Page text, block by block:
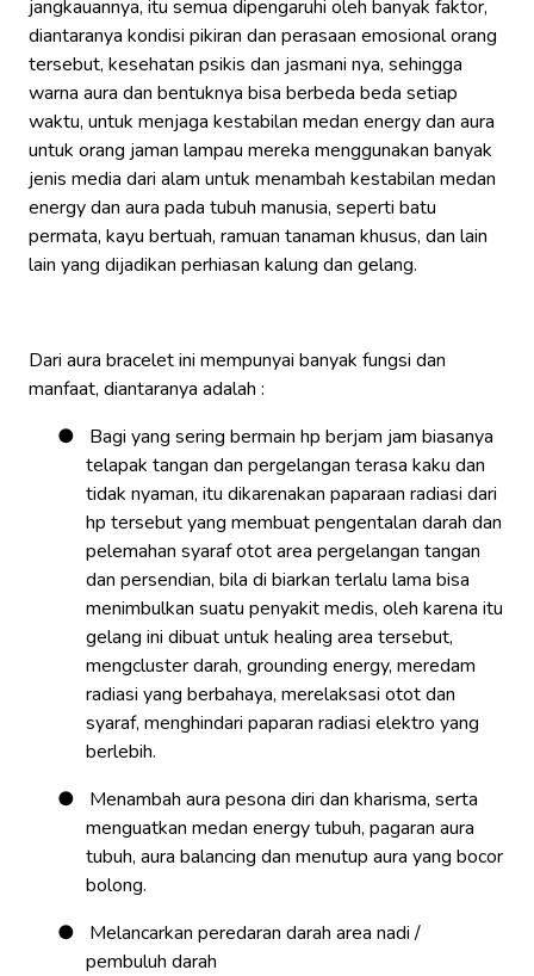
jangkauannya, itu semua dipengaruhi oleh banyak faktor,
diantaranya kondisi pikiran dan perasaan emosional orang
tersebut, kesehatan psikis dan jasmani nya, sehingga
warna aura dan bentuknya bisa berbeda beda setiap
waktu, untuk menjaga kestabilan medan energy dan aura
untuk orang jaman lampau mereka menggunakan banyak
jenis media dari alam untuk menambah kestabilan medan
energy dan aura pada tubuh manusia, seperti batu
permata, kayu bertuah, ramuan tanaman khusus, dan lain
lain yang dijadikan perhiasan kalung dan gelang.
Dari aura bracelet ini mempunyai banyak fungsi dan
manfaat, diantaranya adalah :
●
Bagi yang sering bermain hp berjam jam biasanya
telapak tangan dan pergelangan terasa kaku dan
tidak nyaman, itu dikarenakan paparaan radiasi dari
hp tersebut yang membuat pengentalan darah dan
pelemahan syaraf otot area pergelangan tangan
dan persendian, bila di biarkan terlalu lama bisa
menimbulkan suatu penyakit medis, oleh karena itu
gelang ini dibuat untuk healing area tersebut,
mengcluster darah, grounding energy, meredam
radiasi yang berbahaya, merelaksasi otot dan
syaraf, menghindari paparan radiasi elektro yang
berlebih.
●
Menambah aura pesona diri dan kharisma, serta
menguatkan medan energy tubuh, pagaran aura
tubuh, aura balancing dan menutup aura yang bocor
bolong.
●
Melancarkan peredaran darah area nadi /
pembuluh darah